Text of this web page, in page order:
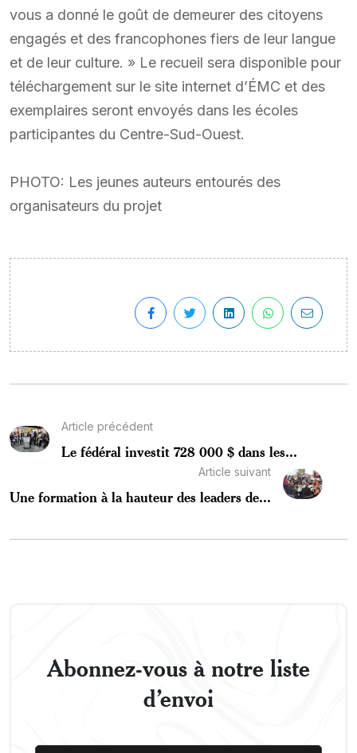
vous a donné le goût de demeurer des citoyens
engagés et des francophones fiers de leur langue
et de leur culture. » Le recueil sera disponible pour
téléchargement sur le site internet d’ÉMC et des
exemplaires seront envoyés dans les écoles
participantes du Centre-Sud-Ouest.
PHOTO: Les jeunes auteurs entourés des
organisateurs du projet
Article précédent
Le fédéral investit 728 000 $ dans les...
Article suivant
Une formation à la hauteur des leaders de...
Abonnez-vous à notre liste
d’envoi